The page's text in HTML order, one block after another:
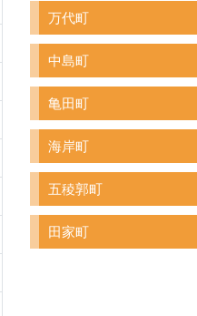
万代町
中島町
亀田町
海岸町
五稜郭町
田家町